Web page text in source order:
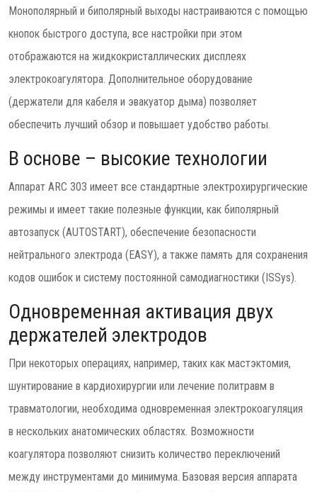
Монополярный и биполярный выходы настраиваются с помощью
кнопок быстрого доступа, все настройки при этом
отображаются на жидкокристаллических дисплеях
электрокоагулятора. Дополнительное оборудование
(держатели для кабеля и эвакуатор дыма) позволяет
обеспечить лучший обзор и повышает удобство работы.
В основе – высокие технологии
Аппарат ARC 303 имеет все стандартные электрохирургические
режимы и имеет такие полезные функции, как биполярный
автозапуск (AUTOSTART), обеспечение безопасности
нейтрального электрода (EASY), а также память для сохранения
кодов ошибок и систему постоянной самодиагностики (ISSys).
Одновременная активация двух
держателей электродов
При некоторых операциях, например, таких как мастэктомия,
шунтирование в кардиохирургии или лечение политравм в
травматологии, необходима одновременная электрокоагуляция
в нескольких анатомических областях. Возможности
коагулятора позволяют снизить количество переключений
между инструментами до минимума. Базовая версия аппарата